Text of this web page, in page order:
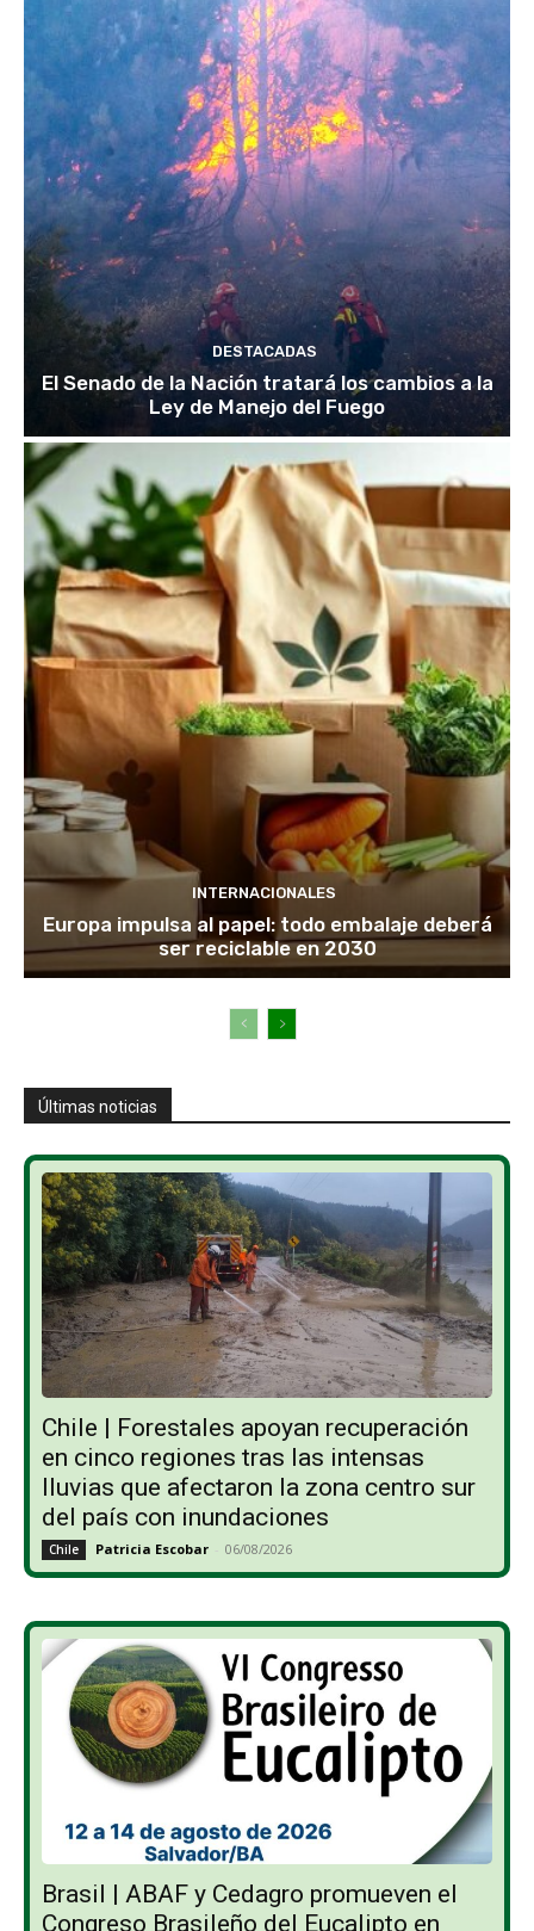
DESTACADAS
El Senado de la Nación tratará los cambios a la
Ley de Manejo del Fuego
INTERNACIONALES
Europa impulsa al papel: todo embalaje deberá
ser reciclable en 2030
Últimas noticias
Chile | Forestales apoyan recuperación
en cinco regiones tras las intensas
lluvias que afectaron la zona centro sur
del país con inundaciones
Chile Patricia Escobar - 06/08/2026
Brasil | ABAF y Cedagro promueven el
Congreso Brasileño del Eucalipto en